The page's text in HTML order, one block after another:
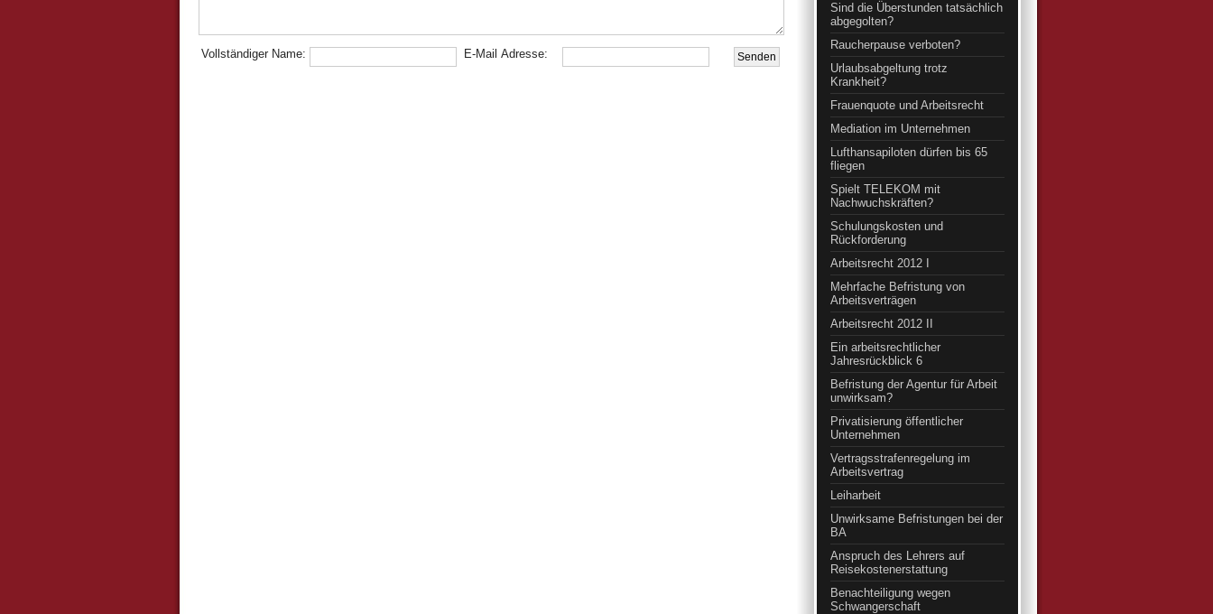
Sind die Überstunden tatsächlich
abgegolten?
Raucherpause verboten?
Urlaubsabgeltung trotz
Krankheit?
Frauenquote und Arbeitsrecht
Mediation im Unternehmen
Lufthansapiloten dürfen bis 65
fliegen
Spielt TELEKOM mit
Nachwuchskräften?
Schulungskosten und
Rückforderung
Arbeitsrecht 2012 I
Mehrfache Befristung von
Arbeitsverträgen
Arbeitsrecht 2012 II
Ein arbeitsrechtlicher
Jahresrückblick 6
Befristung der Agentur für Arbeit
unwirksam?
Privatisierung öffentlicher
Unternehmen
Vertragsstrafenregelung im
Arbeitsvertrag
Leiharbeit
Unwirksame Befristungen bei der
BA
Anspruch des Lehrers auf
Reisekostenerstattung
Benachteiligung wegen
Schwangerschaft
Vollständiger Name: E-Mail Adresse: